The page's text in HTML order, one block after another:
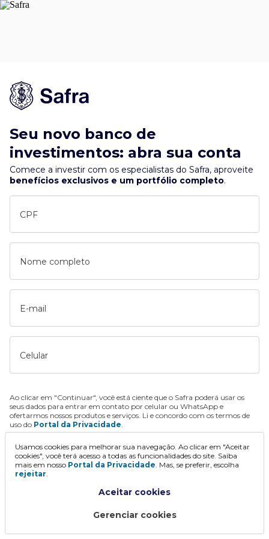
Seu novo banco de
investimentos: abra sua conta
Comece a investir com os especialistas do Safra, aproveite
benefícios exclusivos e um portfólio completo.
CPF
Nome completo
E-mail
Celular
Ao clicar em "Continuar", você está ciente que o Safra poderá usar os
seus dados para entrar em contato por celular ou WhatsApp e
ofertarmos nossos produtos e serviços. Li e concordo com os termos de
uso do Portal da Privacidade.
Continuar
Usamos cookies para melhorar sua navegação. Ao clicar em "Aceitar
cookies", você terá acesso a todas as funcionalidades do site. Saiba
mais em nosso Portal da Privacidade. Mas, se preferir, escolha
rejeitar.
Aceitar cookies
Gerenciar cookies